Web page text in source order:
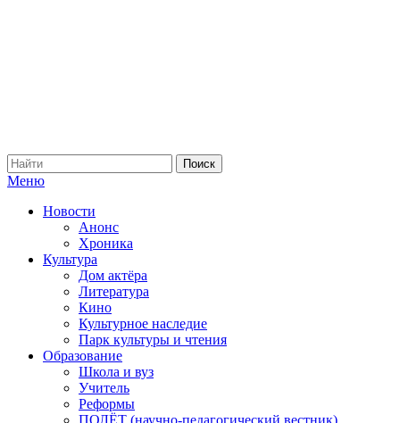
Меню
Новости
Анонс
Хроника
Культура
Дом актёра
Литература
Кино
Культурное наследие
Парк культуры и чтения
Образование
Школа и вуз
Учитель
Реформы